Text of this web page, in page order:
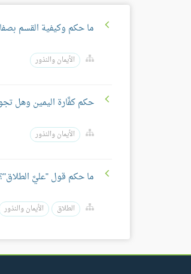
ما حكم وكيفية القسم
الأيمان والنذور
حكم كفَّارة اليمين وهل
الأيمان والنذور
ما حكم قول "عليَّ
الطلاق الأيمان والنذور